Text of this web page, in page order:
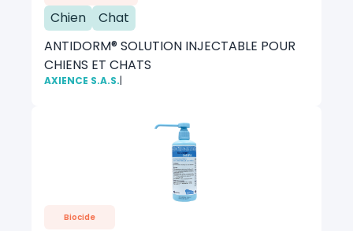
Chien
Chat
ANTIDORM® SOLUTION INJECTABLE POUR
CHIENS ET CHATS
AXIENCE S.A.S.|
Biocide